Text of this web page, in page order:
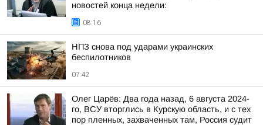
новостей конца недели:
08:16
НПЗ снова под ударами украинских
беспилотников
07:42
Олег Царёв: Два года назад, 6 августа 2024-
го, ВСУ вторглись в Курскую область, и с тех
пор пленных, захваченных там, Россия судит